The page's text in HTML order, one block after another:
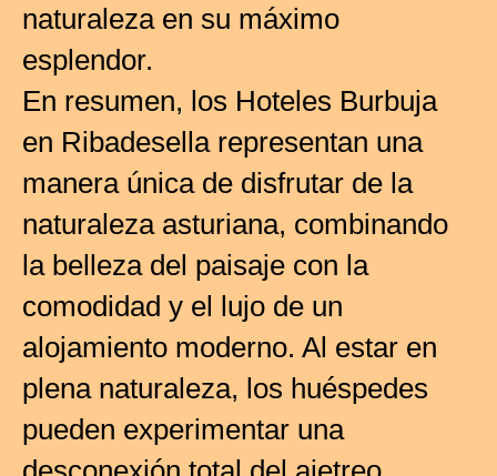
naturaleza en su máximo
esplendor.
En resumen, los Hoteles Burbuja
en Ribadesella representan una
manera única de disfrutar de la
naturaleza asturiana, combinando
la belleza del paisaje con la
comodidad y el lujo de un
alojamiento moderno. Al estar en
plena naturaleza, los huéspedes
pueden experimentar una